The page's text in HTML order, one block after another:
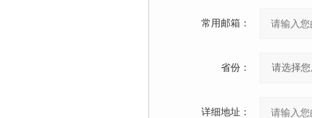
常用邮箱：
省份：
详细地址：